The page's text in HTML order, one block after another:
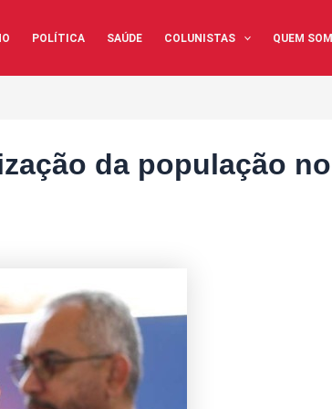
POLÍTICA SAÚDE COLUNISTAS QUEM
da população no